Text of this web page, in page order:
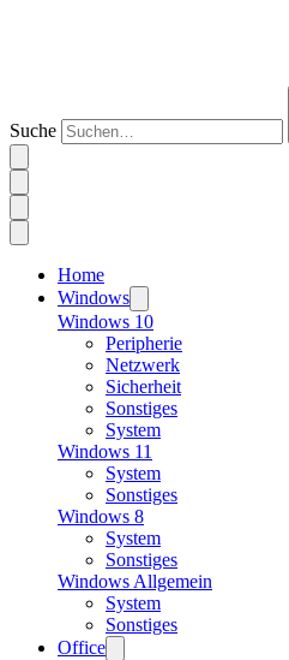
Suche
Home
Windows
Windows 10
Peripherie
Netzwerk
Sicherheit
Sonstiges
System
Windows 11
System
Sonstiges
Windows 8
System
Sonstiges
Windows Allgemein
System
Sonstiges
Office